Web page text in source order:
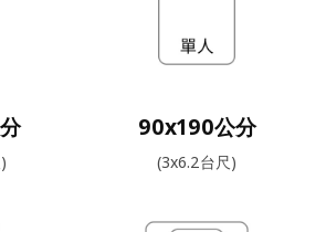
90x190公分
(3x6.2台尺)